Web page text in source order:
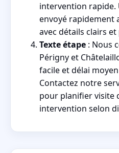
intervention rapide.
envoyé rapidement
avec détails clairs
Texte étape : Nous
Périgny et
facile et délai
Contactez notre
pour planifier visite
intervention selon